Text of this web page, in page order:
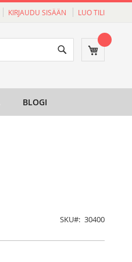
KIRJAUDU SISÄÄN LUO TILI
Ostoskori
BLOGI
SKU 30400